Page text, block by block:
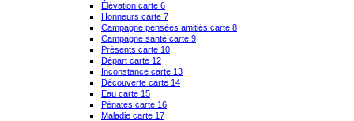
Élévation carte 6
Honneurs carte 7
Campagne pensées amitiés carte 8
Campagne santé carte 9
Présents carte 10
Départ carte 12
Inconstance carte 13
Découverte carte 14
Eau carte 15
Pénates carte 16
Maladie carte 17